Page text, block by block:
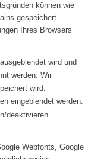
können wie
gespeichert
Ihres Browsers
wird und
werden. Wir
wird.
eingeblendet werden.
deaktivieren.
Webfonts, Google